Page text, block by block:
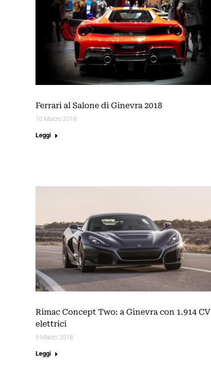
Ferrari al Salone di Ginevra 2018
10 Marzo 2018
Leggi
Rimac Concept Two: a Ginevra con 1.914 CV
elettrici
9 Marzo 2018
Leggi